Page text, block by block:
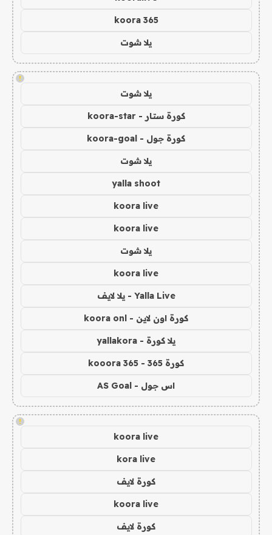
koora 365
يلا شوت
!
يلا شوت
كورة ستار - koora-star
كورة جول - koora-goal
يلا شوت
yalla shoot
koora live
koora live
يلا شوت
koora live
Yalla Live - يلا لايف
كورة اون لاين - koora onl
يلا كورة - yallakora
كورة 365 - kooora 365
اس جول - AS Goal
!
koora live
kora live
كورة لايف
koora live
كورة لايف